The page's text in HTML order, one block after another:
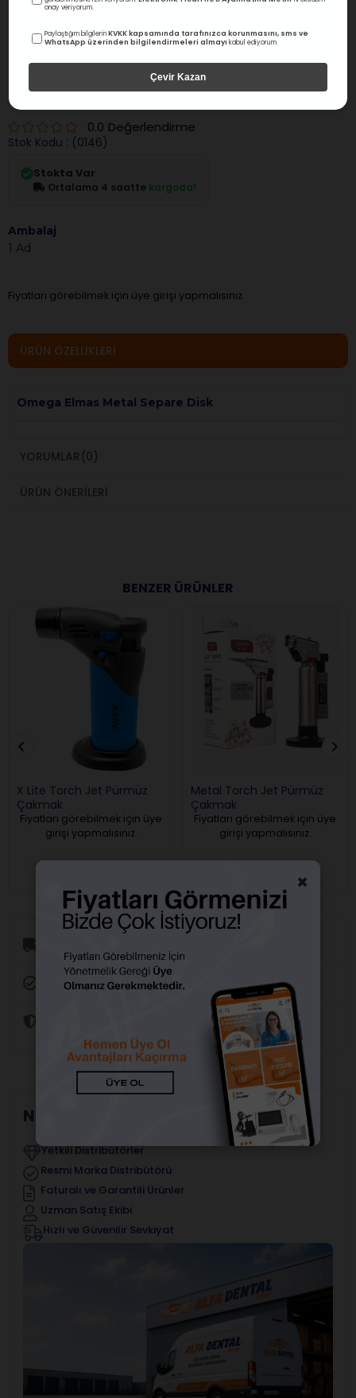
Omega Elmas Separe Metal
0.0 Değerlendirme
Stok Kodu (0146)
Stokta Var
Ortalama 4 saatte kargoda!
Ambalaj
1 Ad
Fiyatları görebilmek için üye girişi yapmalısınız.
ÜRÜN ÖZELLIKLERI
Omega Elmas Metal Separe Disk
YORUMLAR (0)
ÜRÜN ÖNERILERI
BENZER ÜRÜNLER
X Lite Torch Jet Pürmüz
Çakmak
Fiyatları görebilmek için üye
girişi yapmalısınız.
Metal Torch Jet Pürmüz
Çakmak
Fiyatları görebilmek için üye
girişi yapmalısınız.
Orijinal Ürün Garantisi
Neden Alfa Dental?
Yetkili Distribütörler
Resmi Marka Distribütörü
Faturalı ve Garantili Ürünler
Uzman Satış Ekibi
Hızlı ve Güvenilir Sevkiyat
×
onay veriyorum.
Paylaştığım bilgilerinKVKK kapsamında tarafınızca korunmasını, sms ve
WhatsApp üzerinden bilgilendirmeleri almayı kabul ediyorum.
Çevir Kazan